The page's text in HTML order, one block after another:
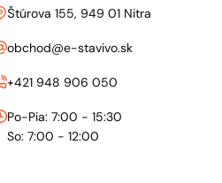
Štúrova 155, 949 01 Nitra
obchod@e-stavivo.sk
+421 948 906 050
Po-Pia: 7:00 - 15:30
So: 7:00 - 12:00